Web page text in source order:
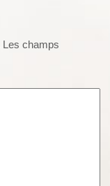
Les champs